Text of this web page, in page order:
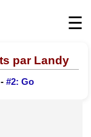
☰
par Landy
- #2: Go